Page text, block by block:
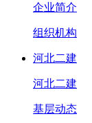
企业简介
组织机构
河北二建
河北二建
基层动态